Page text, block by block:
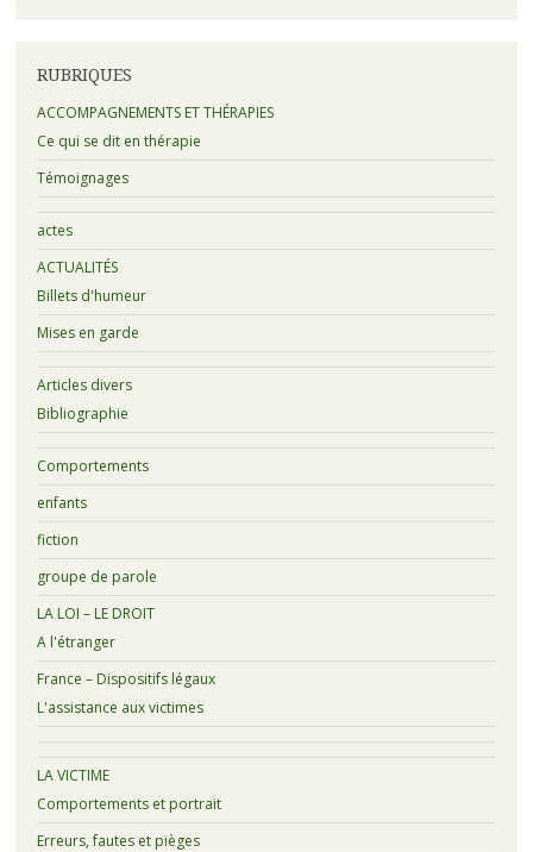
RUBRIQUES
ACCOMPAGNEMENTS ET THÉRAPIES
Ce qui se dit en thérapie
Témoignages
actes
ACTUALITÉS
Billets d'humeur
Mises en garde
Articles divers
Bibliographie
Comportements
enfants
fiction
groupe de parole
LA LOI – LE DROIT
A l'étranger
France – Dispositifs légaux
L'assistance aux victimes
LA VICTIME
Comportements et portrait
Erreurs, fautes et pièges